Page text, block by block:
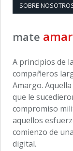
SOBRE
mate
A principios de
compañeros
Amargo.
que le
compromiso
aquellos
comienzo de
digital.